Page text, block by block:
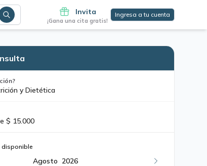
Invita
¡Gana una cita gratis!
Ingresa a tu cuenta
y Dietética
$ 15.000
disponible
Agosto 2026